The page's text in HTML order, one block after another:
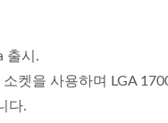
출시.
켓을 사용하며 LGA
다.